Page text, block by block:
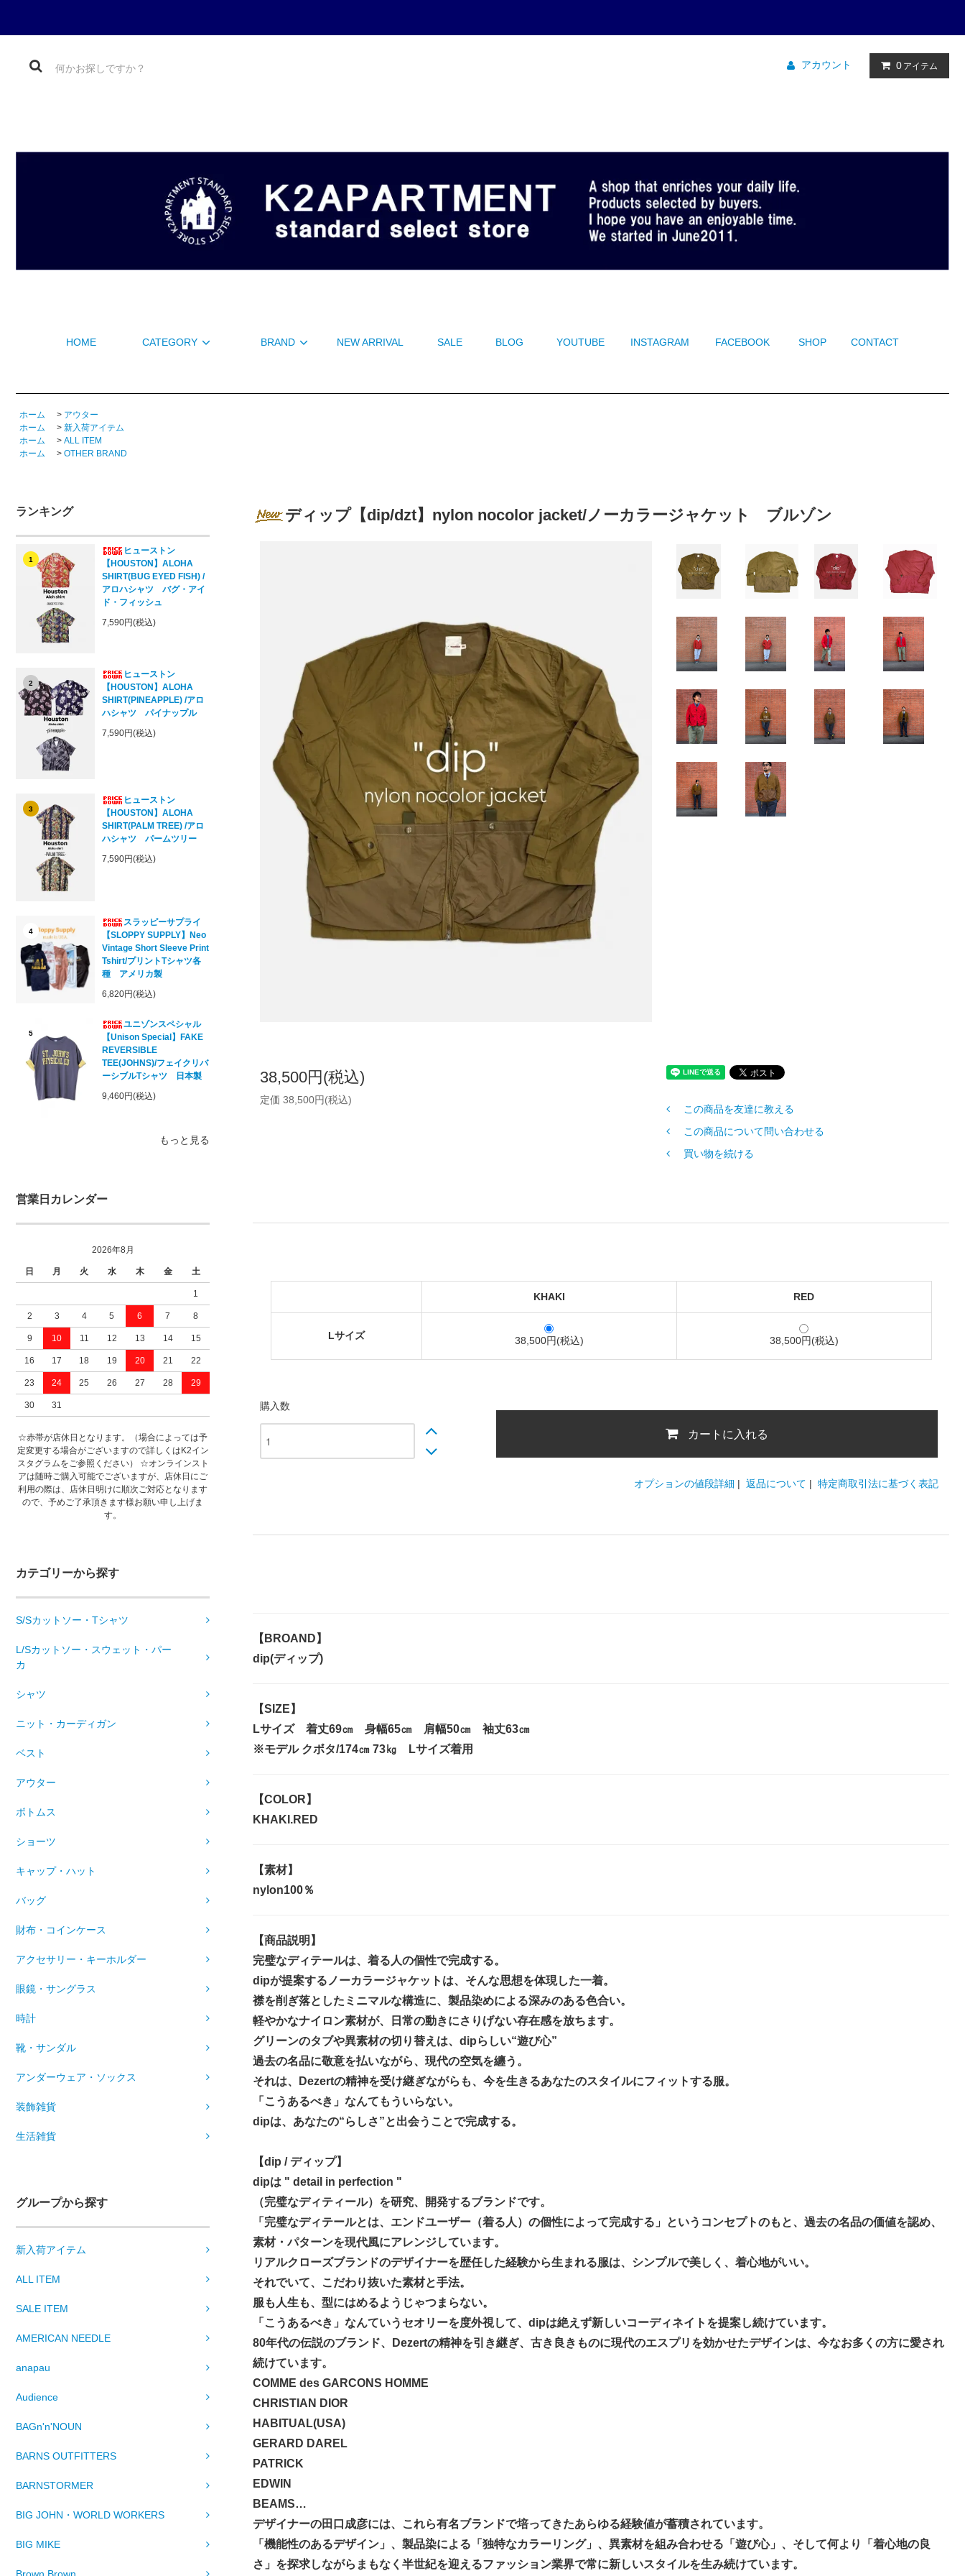
アカウント 0 アイテム
HOME CATEGORY BRAND NEW ARRIVAL SALE BLOG YOUTUBE INSTAGRAM FACEBOOK SHOP CONTACT
ホーム > アウター
ホーム
> 新入荷アイテム
ホーム
> ALL ITEM
ホーム
> OTHER BRAND
ランキング
1
ヒューストン
【HOUSTON】ALOHA
SHIRT(BUG EYED FISH) /
アロハシャツ バグ・アイ
ド・フィッシュ
7,590円(税込)
2
ヒューストン
【HOUSTON】ALOHA
SHIRT(PINEAPPLE) /アロ
ハシャツ パイナップル
7,590円(税込)
3
ヒューストン
【HOUSTON】ALOHA
SHIRT(PALM TREE) /アロ
ハシャツ パームツリー
7,590円(税込)
4
スラッピーサプライ
【SLOPPY SUPPLY】Neo
Vintage Short Sleeve Print
Tshirt/プリントTシャツ各
種 アメリカ製
6,820円(税込)
5
ユニゾンスペシャル
【Unison Special】FAKE
REVERSIBLE
TEE(JOHNS)/フェイクリバ
ーシブルTシャツ 日本製
9,460円(税込)
もっと見る
営業日カレンダー
2026年8月
日 月 火 水 木 金 土
1
2 3 4 5 6 7 8
9 10 11 12 13 14 15
16 17 18 19 20 21 22
23 24 25 26 27 28 29
30 31
☆赤帯が店休日となります。（場合によっては予
定変更する場合がございますので詳しくはK2イン
スタグラムをご参照ください） ☆オンラインスト
アは随時ご購入可能でございますが、店休日にご
利用の際は、店休日明けに順次ご対応となります
ので、予めご了承頂きます様お願い申し上げま
す。
カテゴリーから探す
S/Sカットソー・Tシャツ
L/Sカットソー・スウェット・パー
カ
シャツ
ニット・カーディガン
ベスト
アウター
ボトムス
ショーツ
キャップ・ハット
バッグ
財布・コインケース
アクセサリー・キーホルダー
眼鏡・サングラス
時計
靴・サンダル
アンダーウェア・ソックス
装飾雑貨
生活雑貨
グループから探す
新入荷アイテム
ALL ITEM
SALE ITEM
AMERICAN NEEDLE
anapau
Audience
BAGn'n'NOUN
BARNS OUTFITTERS
BARNSTORMER
BIG JOHN・WORLD WORKERS
BIG MIKE
Brown Brown
ディップ【dip/dzt】nylon nocolor jacket/ノーカラージャケット ブルゾン
38,500円(税込)
定価 38,500円(税込)
この商品を友達に教える
この商品について問い合わせる
買い物を続ける
KHAKI RED
Lサイズ 38,500円(税込) 38,500円(税込)
購入数
カートに入れる
オプションの値段詳細 | 返品について | 特定商取引法に基づく表記
【BROAND】
dip(ディップ)
【SIZE】
Lサイズ 着丈69㎝ 身幅65㎝ 肩幅50㎝ 袖丈63㎝
※モデル クボタ/174㎝ 73㎏ Lサイズ着用
【COLOR】
KHAKI.RED
【素材】
nylon100％
【商品説明】
完璧なディテールは、着る人の個性で完成する。
dipが提案するノーカラージャケットは、そんな思想を体現した一着。
襟を削ぎ落としたミニマルな構造に、製品染めによる深みのある色合い。
軽やかなナイロン素材が、日常の動きにさりげない存在感を放ちます。
グリーンのタブや異素材の切り替えは、dipらしい“遊び心”
過去の名品に敬意を払いながら、現代の空気を纏う。
それは、Dezertの精神を受け継ぎながらも、今を生きるあなたのスタイルにフィットする服。
「こうあるべき」なんてもういらない。
dipは、あなたの“らしさ”と出会うことで完成する。
【dip / ディップ】
dipは " detail in perfection "
（完璧なディティール）を研究、開発するブランドです。
「完璧なディテールとは、エンドユーザー（着る人）の個性によって完成する」というコンセプトのもと、過去の名品の価値を認め、
素材・パターンを現代風にアレンジしています。
リアルクローズブランドのデザイナーを歴任した経験から生まれる服は、シンプルで美しく、着心地がいい。
それでいて、こだわり抜いた素材と手法。
服も人生も、型にはめるようじゃつまらない。
「こうあるべき」なんていうセオリーを度外視して、dipは絶えず新しいコーディネイトを提案し続けています。
80年代の伝説のブランド、Dezertの精神を引き継ぎ、古き良きものに現代のエスプリを効かせたデザインは、今なお多くの方に愛され
続けています。
COMME des GARCONS HOMME
CHRISTIAN DIOR
HABITUAL(USA)
GERARD DAREL
PATRICK
EDWIN
BEAMS…
デザイナーの田口成彦には、これら有名ブランドで培ってきたあらゆる経験値が蓄積されています。
「機能性のあるデザイン」、製品染による「独特なカラーリング」、異素材を組み合わせる「遊び心」、そして何より「着心地の良
さ」を探求しながらまもなく半世紀を迎えるファッション業界で常に新しいスタイルを生み続けています。